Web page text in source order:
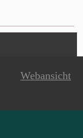
Webansicht